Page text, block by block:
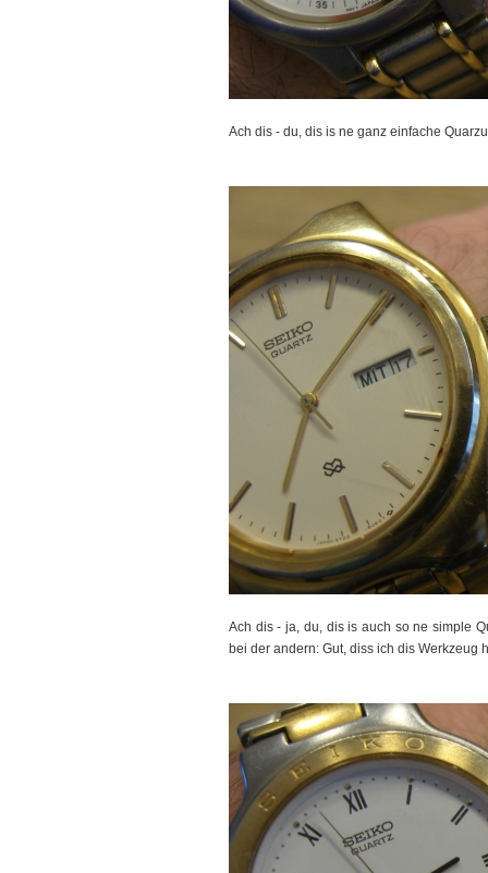
Ach dis - du, dis is ne ganz einfache
Ach dis - ja, du, dis is auch so ne simple
bei der andern: Gut, diss ich dis Werkzeug